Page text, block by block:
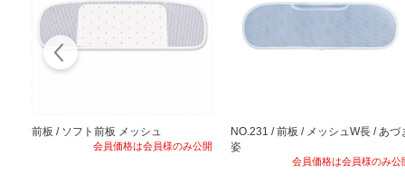
前板 / ソフト前板 メッシュ
会員価格は会員様のみ公開
NO.231 / 前板 / メッシュW長 / あづ
姿
会員価格は会員様のみ公